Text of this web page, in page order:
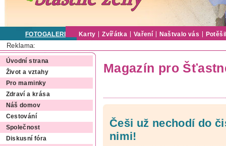
FOTOGALERIE Karty Zvířátka Vaření Naštvalo vás
Reklama:
Úvodní strana
Život a vztahy
Pro maminky
Zdraví a krása
Náš domov
Cestování
Společnost
Diskusní fóra
Magazín pro
Češi už nechodí do
nimi!